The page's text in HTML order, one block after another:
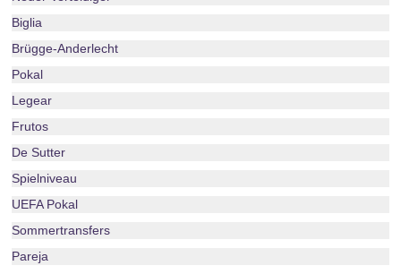
Biglia
Brügge-Anderlecht
Pokal
Legear
Frutos
De Sutter
Spielniveau
UEFA Pokal
Sommertransfers
Pareja